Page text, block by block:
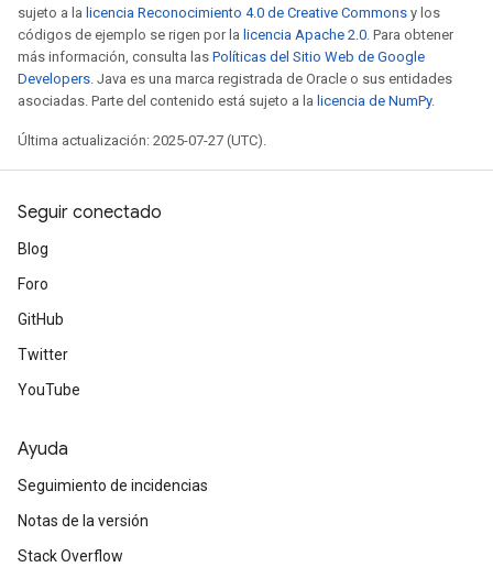
sujeto a la licencia Reconocimiento 4.0 de Creative Commons y los
códigos de ejemplo se rigen por la licencia Apache 2.0. Para obtener
más información, consulta las Políticas del Sitio Web de Google
Developers. Java es una marca registrada de Oracle o sus entidades
asociadas. Parte del contenido está sujeto a la licencia de NumPy.
Última actualización: 2025-07-27 (UTC).
Seguir conectado
Blog
Foro
GitHub
Twitter
YouTube
Ayuda
Seguimiento de incidencias
Notas de la versión
Stack Overflow